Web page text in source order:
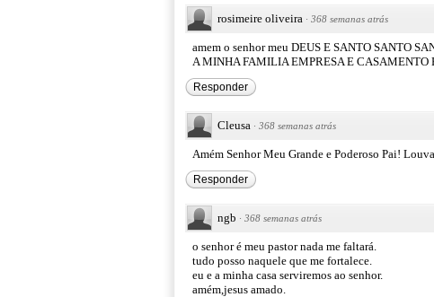
rosimeire oliveira · 368 semanas atrás
amem o senhor meu DEUS E SANTO SANTO
A MINHA FAMILIA EMPRESA E CASAMENTO
Responder
Cleusa · 368 semanas atrás
Amém Senhor Meu Grande e Poderoso Pai!
Responder
ngb · 368 semanas atrás
o senhor é meu pastor nada me faltará.
tudo posso naquele que me fortalece.
eu e a minha casa serviremos ao senhor.
amém,jesus amado.